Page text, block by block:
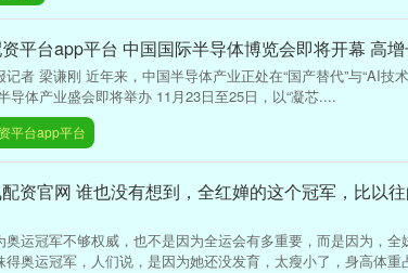
平台app平台 中国国际半导体博览会即将开幕 高
记者 梁谦刚 近年来，中国半导体产业正处在“国产替代”与“AI技
导体产业盛会即将举办 11月23日至25日，以“凝芯....
平台app平台
资官网 谁也没有想到，全红婵的这个冠军，比以
奥运冠军不够权威，也不是因为全运会有多重要，而是因为，全
得奥运冠军，人们说，是因为她还没发育，太瘦小了，身高体重